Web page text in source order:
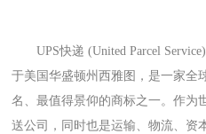
UPS快递 (United Parcel
于美国华盛顿州西雅图，是一家全
名、最值得景仰的商标之一。作为
送公司，同时也是运输、物流、资